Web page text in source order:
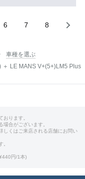
6 7 8
車種を選ぶ
LE MANS V+(5+)LM5 Plus
おります。
場合がございます。
しくはご来店される店舗にお問い
。
円/1本)